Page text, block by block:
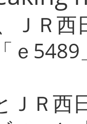
ＪＲ
ｅ
Ｒ西